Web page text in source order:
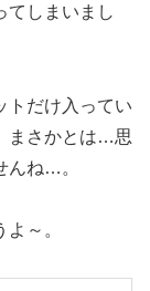
しまいまし
だけ入ってい
まさかとは…思
んね…。
～。